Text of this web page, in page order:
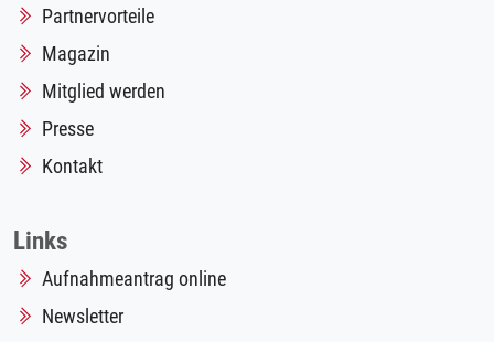
Partnervorteile
Magazin
Mitglied werden
Presse
Kontakt
Links
Aufnahmeantrag online
Newsletter